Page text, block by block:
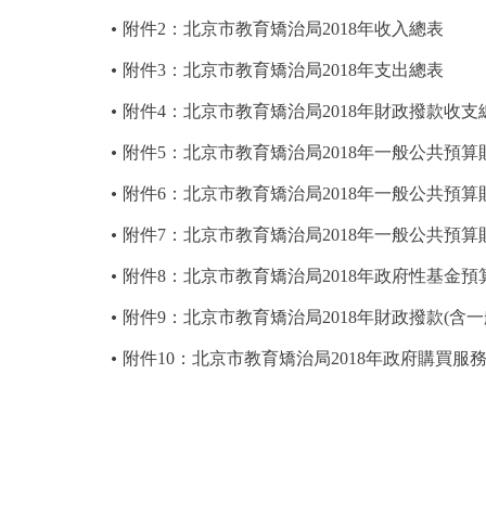
附件2：北京市教育矯治局2018年收入總表
附件3：北京市教育矯治局2018年支出總表
附件4：北京市教育矯治局2018年財政撥款收支
附件5：北京市教育矯治局2018年一般公共預算
附件6：北京市教育矯治局2018年一般公共預
附件7：北京市教育矯治局2018年一般公共預
附件8：北京市教育矯治局2018年政府性基金
附件9：北京市教育矯治局2018年財政撥款(含
附件10：北京市教育矯治局2018年政府購買服